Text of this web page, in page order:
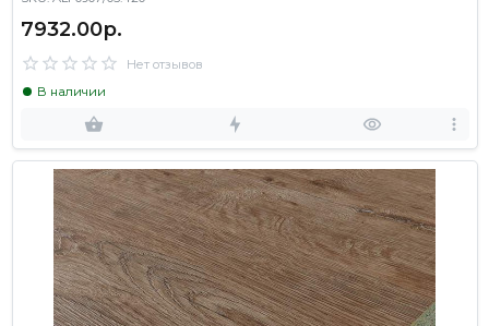
7932.00р.
Нет отзывов
В наличии